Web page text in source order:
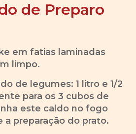
de Preparo
em fatias laminadas
limpo.
de legumes: 1 litro e 1/2
para os 3 cubos de
este caldo no fogo
a preparação do prato.